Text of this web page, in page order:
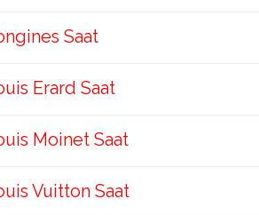
Saat
Erard Saat
Moinet Saat
Vuitton Saat